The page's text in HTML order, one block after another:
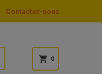
Contactez-nous
shopping_cart 0